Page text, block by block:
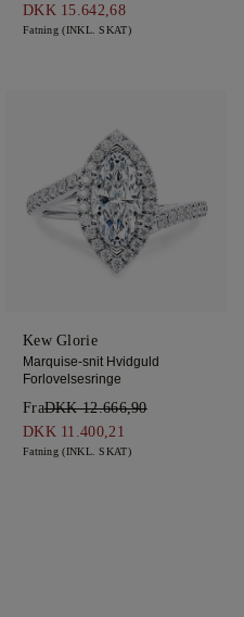
DKK 15.642,68
Fatning (INKL. SKAT)
Kew Glorie
Marquise-snit Hvidguld
Forlovelsesringe
FraDKK 12.666,90
DKK 11.400,21
Fatning (INKL. SKAT)